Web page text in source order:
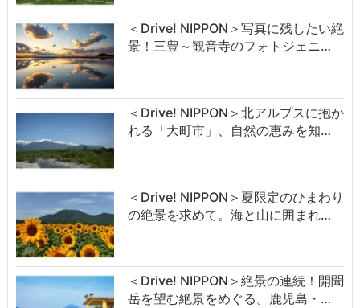
＜Drive! NIPPON＞写真に残したい絶
景！三豊～観音寺のフォトジェニ…
＜Drive! NIPPON＞北アルプスに抱か
れる「大町市」、自然の恵みを知…
＜Drive! NIPPON＞夏限定のひまわり
の絶景を求めて。海と山に囲まれ…
＜Drive! NIPPON＞絶景の連続！開聞
岳を望む絶景をめぐる。鹿児島・…